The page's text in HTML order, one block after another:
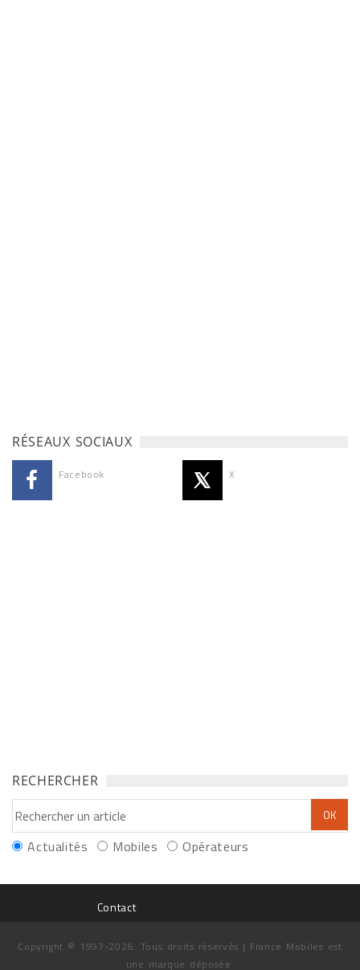
RÉSEAUX SOCIAUX
Facebook X
RECHERCHER
Actualités Mobiles Opérateurs
Contact
Copyright © 1997-2026. Tous droits réservés | France Mobiles est
une marque déposée.